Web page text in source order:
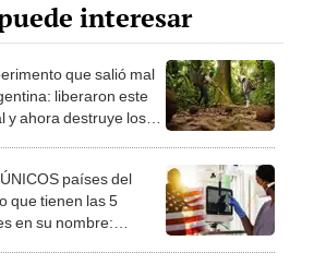
interesar
que salió mal
liberaron este
y ahora destruye los
países del
que tienen las 5
en su nombre: